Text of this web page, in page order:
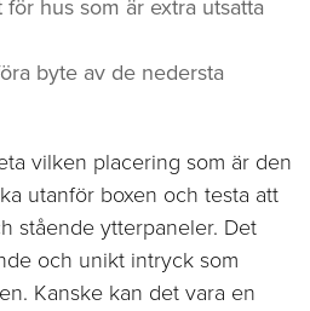
för hus som är extra utsatta
byte av de nedersta
vilken placering som är den
utanför boxen och testa att
stående ytterpaneler. Det
och unikt intryck som
Kanske kan det vara en